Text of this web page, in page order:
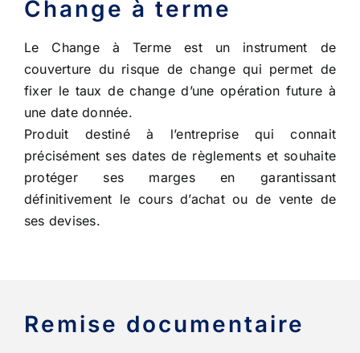
Change à terme
Le Change à Terme est un instrument de
couverture du risque de change qui permet de
fixer le taux de change d’une opération future à
une date donnée.
Produit destiné à l’entreprise qui connait
précisément ses dates de règlements et souhaite
protéger ses marges en garantissant
définitivement le cours d’achat ou de vente de
ses devises.
Remise documentaire